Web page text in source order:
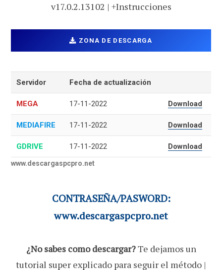
v17.0.2.13102 | +Instrucciones
ZONA DE DESCARGA
Servidor Fecha de actualización
MEGA 17-11-2022 Download
MEDIAFIRE 17-11-2022 Download
GDRIVE 17-11-2022 Download
www.descargaspcpro.net
CONTRASEÑA/PASWORD:
www.descargaspcpro.net
¿No sabes como descargar?Te dejamos un
tutorial super explicado para seguir el método |